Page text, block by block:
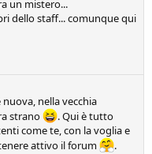
un mistero...
dello staff... comunque qui
nella vecchia
strano
. Qui è tutto
come te, con la voglia e
attivo il forum
.